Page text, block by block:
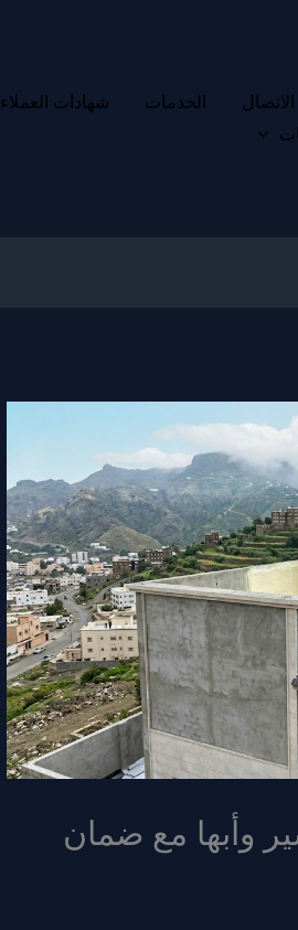
الاتصال الخدمات شهادات العملاء
وأبها مع ضمان